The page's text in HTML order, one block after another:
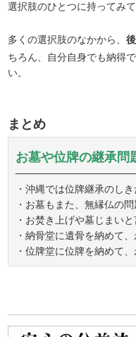
選択肢のひとつに持ってみ
多くの選択肢のなかから、
ちろん、自分自身でも納得
い。
まとめ
お墓や位牌の継承問
・沖縄では位牌継承のし
・お墓もまた、無縁仏の
・お焚き上げや墓じまい
・納骨堂に遺骨を納めて
・位牌堂に位牌を納めて